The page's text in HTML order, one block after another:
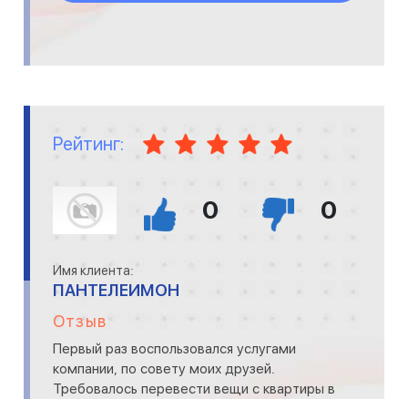
Рейтинг:
0 0
Имя клиента:
ПАНТЕЛЕИМОН
Отзыв
Первый раз воспользовался услугами
компании, по совету моих друзей.
Требовалось перевести вещи с квартиры в